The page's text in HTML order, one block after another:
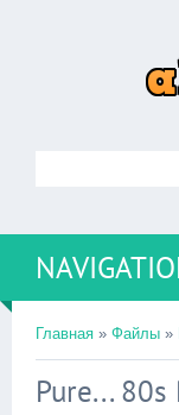
Главная » Файлы »
Pure...